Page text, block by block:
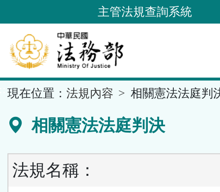
到
要
內
容
區
主管法規查詢系統
現在位置： 法規內容 相關憲法法庭判
相關憲法法庭判決
法規名稱：